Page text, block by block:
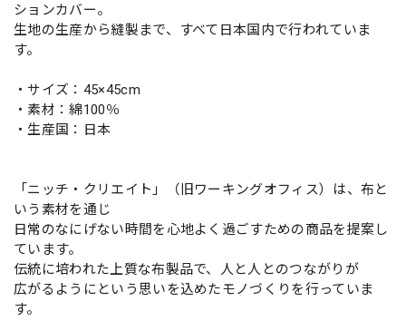
ションカバー。
生地の生産から縫製まで、すべて日本国内で行われていま
す。
・サイズ：45×45cm
・素材：綿100％
・生産国：日本
「ニッチ・クリエイト」（旧ワーキングオフィス）は、布と
いう素材を通じ
日常のなにげない時間を心地よく過ごすための商品を提案し
ています。
伝統に培われた上質な布製品で、人と人とのつながりが
広がるようにという思いを込めたモノづくりを行っていま
す。